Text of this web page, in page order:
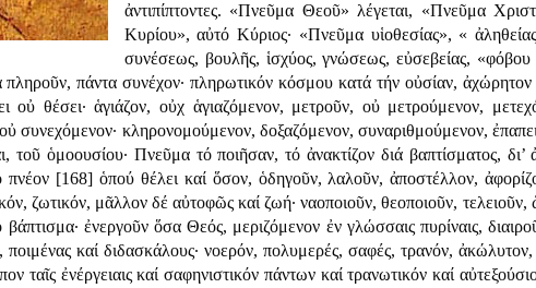
ἀντιπίπτοντες. «Πνεῦμα Θεοῦ» λέγεται, «Πνεῦμα
Κυρίου», αὐτό Κύριος· «Πνεῦμα υἱοθεσίας», «
συνέσεως, βουλῆς, ἱσχύος, γνώσεως, εὐσεβείας, «φόβου
πληροῦν, πάντα συνέχον· πληρωτικόν κόσμου κατά τήν οὐσίαν,
οὐ θέσει· ἁγιάζον, οὐχ ἁγιαζόμενον, μετροῦν, οὐ μετρούμενον,
συνεχόμενον· κληρονομούμενον, δοξαζόμενον, συναριθμούμενον,
τοῦ ὁμοουσίου· Πνεῦμα τό ποιῆσαν, τό ἀνακτίζον διά βαπτίσματος,
πνέον [168] ὁπού θέλει καί ὅσον, ὁδηγοῦν, λαλοῦν, ἀποστέλλον,
ζωτικόν, μᾶλλον δέ αὐτοφῶς καί ζωή· ναοποιοῦν, θεοποιοῦν,
βάπτισμα· ἐνεργοῦν ὅσα Θεός, μεριζόμενον ἐν γλώσσαις πυρίναις,
ποιμένας καί διδασκάλους· νοερόν, πολυμερές, σαφές, τρανόν,
ταῖς ἐνέργειαις καί σαφηνιστικόν πάντων καί τρανωτικόν καί